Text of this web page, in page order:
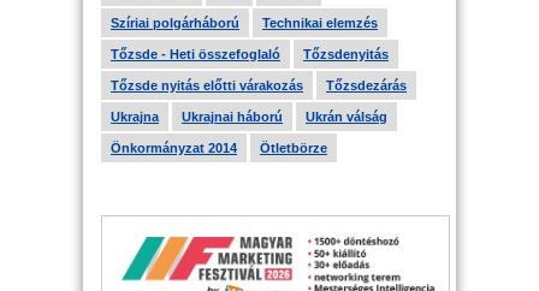
Szíriai polgárháború Technikai elemzés
Tőzsde - Heti összefoglaló Tőzsdenyitás
Tőzsde nyitás előtti várakozás Tőzsdezárás
Ukrajna Ukrajnai háború Ukrán válság
Önkormányzat 2014 Ötletbörze